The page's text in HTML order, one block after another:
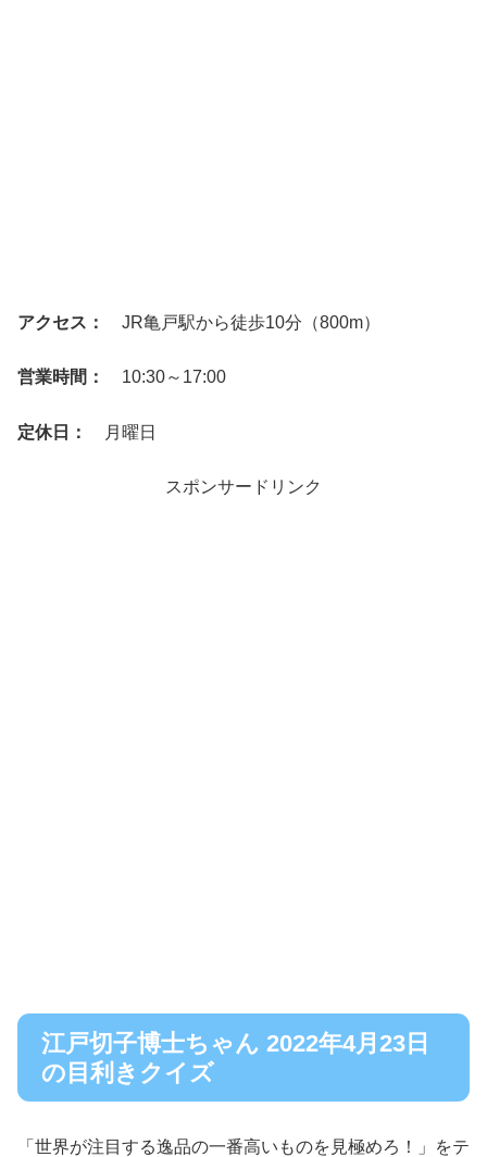
アクセス： JR亀戸駅から徒歩10分（800m）
営業時間： 10:30～17:00
定休日： 月曜日
スポンサードリンク
江戸切子博士ちゃん 2022年4月23日
の目利きクイズ
「世界が注目する逸品の一番高いものを見極めろ！」をテ